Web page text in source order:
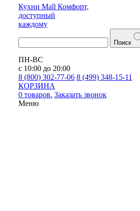
Кухни Mall Комфорт,
доступный
каждому
Поиск
ПН-ВС
с 10:00 до 20:00
8 (800) 302-77-06 8 (499) 348-15-11
КОРЗИНА
0 товаров. Заказать звонок
Меню